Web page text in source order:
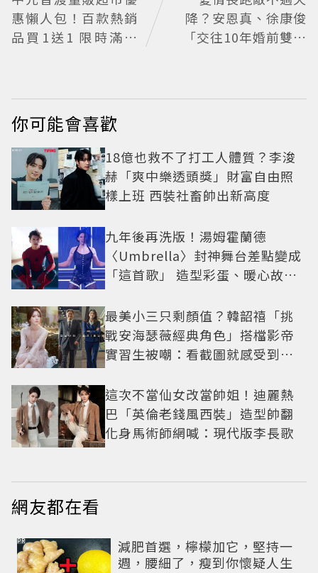
惠懶人包！百款熱銷
品買1送1 限時滿額
降？安恩真、徐康俊
「交往10年婚前雙出
你可能會喜歡
18億也救不了打工人體質？李浚
赫「爽中樂透頭獎」財富自由照
樣上班 西裝社畜帥出新高度
九年後再洗版！湯姆霍蘭德
〈Umbrella〉封神舞台差點變成
「這首歌」 造型彩蛋、暖心故事
最美小三只剩顏值？韓韶禧「挑
戰安海瑟薇經典角色」搭檔影帝
實習生被嘲：看截圖就感受到演
這次不當仙女改當帥姐！迪麗熱
巴「英倫老錢風西裝」造型帥翻
化身馬術師網喊：現代版李長歌
網友都在看
減肥首選，檸檬加它，堅持一
週，腰細了，瘦到你懷疑人生
PR